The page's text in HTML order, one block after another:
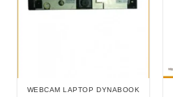
WEBCAM LAPTOP DYNABOOK